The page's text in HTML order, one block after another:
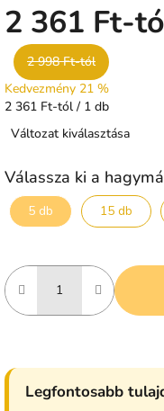
2 361 Ft-
2 998 Ft-tól
Kedvezmény 21 %
Egységár:
2 361 Ft-tól / 1 db
Változat kiválasztása
Válassza ki a
5 db 15 db
Legfontosabb